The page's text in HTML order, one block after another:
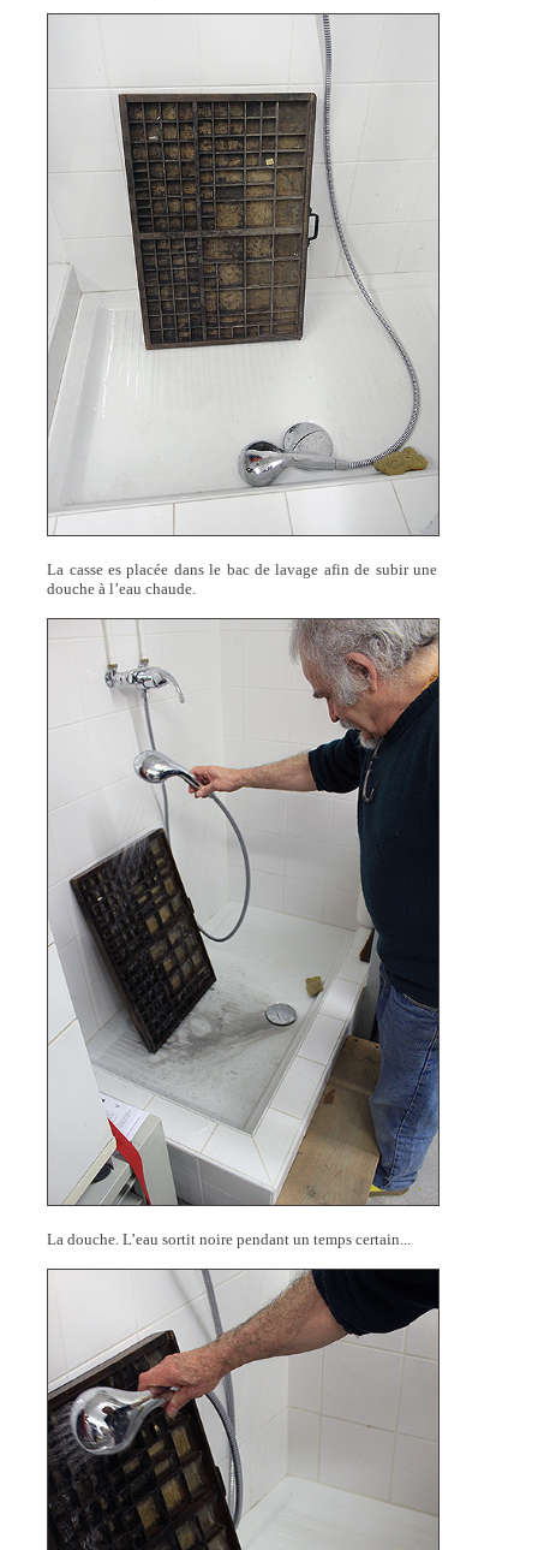
La casse es placée dans le bac de lavage afin de subir une
douche à l’eau chaude.
La douche. L’eau sortit noire pendant un temps certain...